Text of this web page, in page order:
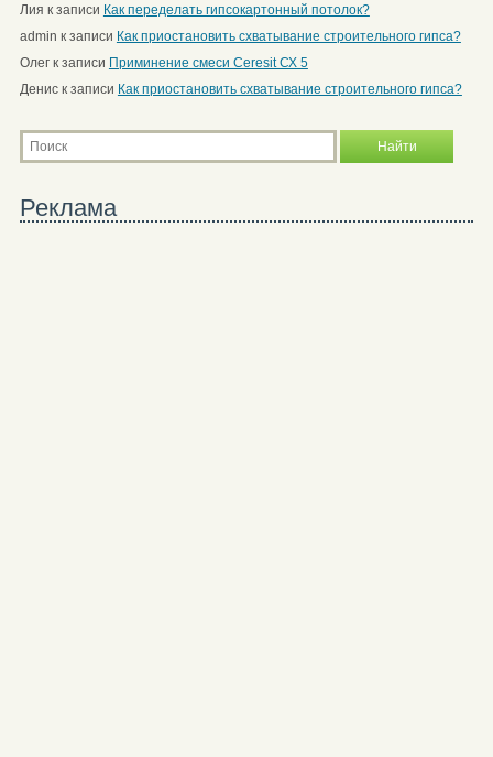
Лия к записи Как переделать гипсокартонный потолок?
admin к записи Как приостановить схватывание строительного гипса?
Олегк записи Приминение смеси Ceresit СХ 5
Дениск записи Как приостановить схватывание строительного гипса?
Реклама